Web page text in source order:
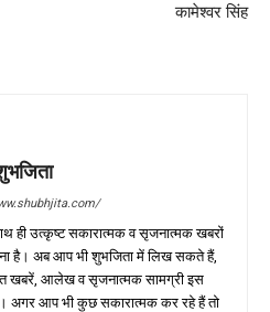
कामेश्वर सिंह
ही उत्कृष्ट सकारात्मक व सृजनात्मक खबरों
है। अब आप भी शुभजिता में लिख सकते हैं,
खबरें, आलेख व सृजनात्मक सामग्री इस
अगर आप भी कुछ सकारात्मक कर रहे हैं तो